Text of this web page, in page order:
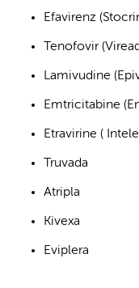
Efavirenz
Tenofovir
Lamivudine
Emtricitabine
Etravirine (
Truvada
Atripla
Kivexa
Eviplera